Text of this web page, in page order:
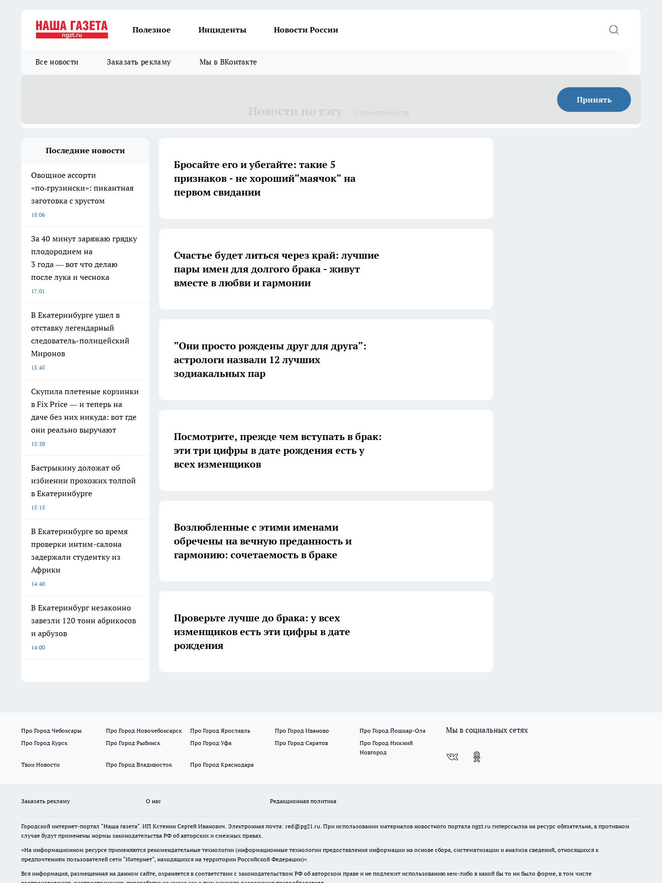
Полезное Инциденты Новости России
Все новости Заказать рекламу Мы в ВКонтакте
Принять
Последние новости
Овощное ассорти
«по‑грузински»: пикантная
заготовка с хрустом
18:06
За 40 минут заряжаю грядку
плодородием на
3 года — вот что делаю
после лука и чеснока
17:01
В Екатеринбурге ушел в
отставку легендарный
следователь-полицейский
Миронов
15:45
Скупила плетеные корзинки
в Fix Price — и теперь на
даче без них никуда: вот где
они реально выручают
15:39
Бастрыкину доложат об
избиении прохожих толпой
в Екатеринбурге
15:15
В Екатеринбурге во время
проверки интим-салона
задержали студентку из
Африки
14:40
В Екатеринбург незаконно
завезли 120 тонн абрикосов
и арбузов
14:00
Бросайте его и убегайте: такие 5
признаков - не хороший"маячок" на
первом свидании
Счастье будет литься через край: лучшие
пары имен для долгого брака - живут
вместе в любви и гармонии
"Они просто рождены друг для друга":
астрологи назвали 12 лучших
зодиакальных пар
Посмотрите, прежде чем вступать в брак:
эти три цифры в дате рождения есть у
всех изменщиков
Возлюбленные с этими именами
обречены на вечную преданность и
гармонию: сочетаемость в браке
Проверьте лучше до брака: у всех
изменщиков есть эти цифры в дате
рождения
Про Город Чебоксары Про Город Новочебоксарск Про Город Ярославль Про Город Иваново
Про Город Йошкар-Ола
Про Город Курск
Про Город Рыбинск Про Город Уфа Про Город Саратов
Про Город Нижний
Новгород
Твои Новости
Про Город Владивосток Про Город Краснодара
Мы в социальных сетях
Заказать рекламу О нас Редакционная политика
Городской интернет-портал "Наша газета". ИП Кстенин Сергей Иванович. Электронная почта: red@pg21.ru. При использовании материалов новостного портала ngzt.ru гиперссылка на ресурс обязательна, в противном
случае будут применены нормы законодательства РФ об авторских и смежных правах.
«На информационном ресурсе применяются рекомендательные технологии (информационные технологии предоставления информации на основе сбора, систематизации и анализа сведений, относящихся к
предпочтениям пользователей сети "Интернет", находящихся на территории Российской Федерации)».
Вся информация, размещенная на данном сайте, охраняется в соответствии с законодательством РФ об авторском праве и не подлежит использованию кем-либо в какой бы то ни было форме, в том числе